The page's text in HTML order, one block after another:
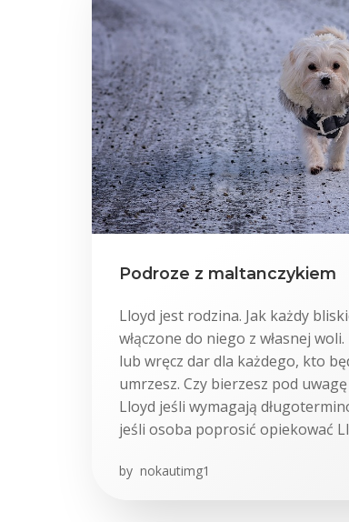
Podroze z maltanczykiem
Lloyd jest rodzina. Jak każdy
włączone do niego z własnej
lub wręcz dar dla każdego, kto
umrzesz. Czy bierzesz pod
Lloyd jeśli wymagają
jeśli osoba poprosić opiekować
by nokautimg1